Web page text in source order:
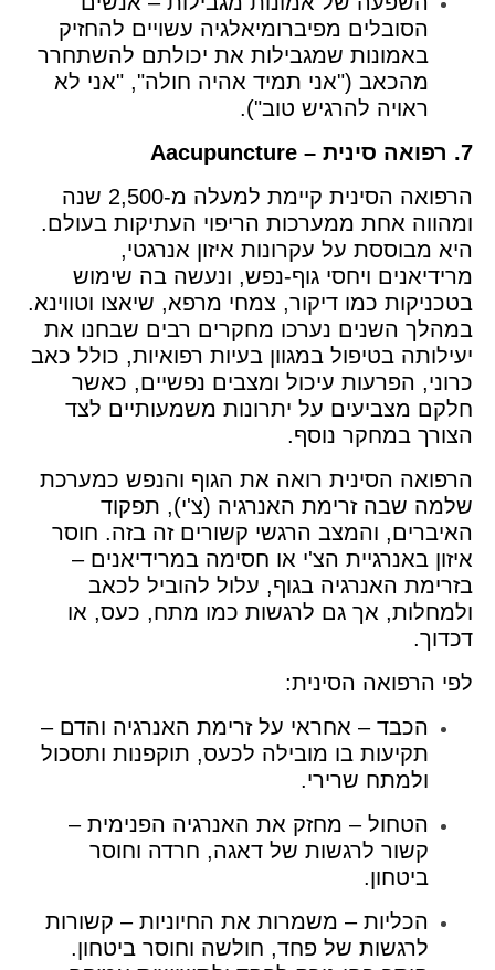
הסובלים מפיברומיאלגיה עשויים להחזיק
באמונות שמגבילות את יכולתם להשתחרר
מהכאב ("אני תמיד אהיה חולה", "אני לא
ראויה להרגיש טוב").
7. רפואה סינית – Aacupuncture
הרפואה הסינית קיימת למעלה מ-2,500 שנה
ומהווה אחת ממערכות הריפוי העתיקות בעולם.
היא מבוססת על עקרונות איזון אנרגטי,
מרידיאנים ויחסי גוף-נפש, ונעשה בה שימוש
בטכניקות כמו דיקור, צמחי מרפא, שיאצו וטווינא.
במהלך השנים נערכו מחקרים רבים שבחנו את
יעילותה בטיפול במגוון בעיות רפואיות, כולל כאב
כרוני, הפרעות עיכול ומצבים נפשיים, כאשר
חלקם מצביעים על יתרונות משמעותיים לצד
הצורך במחקר נוסף.
הרפואה הסינית רואה את הגוף והנפש כמערכת
שלמה שבה זרימת האנרגיה (צ'י), תפקוד
האיברים, והמצב הרגשי קשורים זה בזה. חוסר
איזון באנרגיית הצ'י או חסימה במרידיאנים –
בזרימת האנרגיה בגוף, עלול להוביל לכאב
ולמחלות, אך גם לרגשות כמו מתח, כעס, או
דכדוך.
לפי הרפואה הסינית:
הכבד – אחראי על זרימת האנרגיה והדם –
תקיעות בו מובילה לכעס, תוקפנות ותסכול
ולמתח שרירי.
הטחול – מחזק את האנרגיה הפנימית –
קשור לרגשות של דאגה, חרדה וחוסר
ביטחון.
הכליות – משמרות את החיוניות – קשורות
לרגשות של פחד, חולשה וחוסר ביטחון.